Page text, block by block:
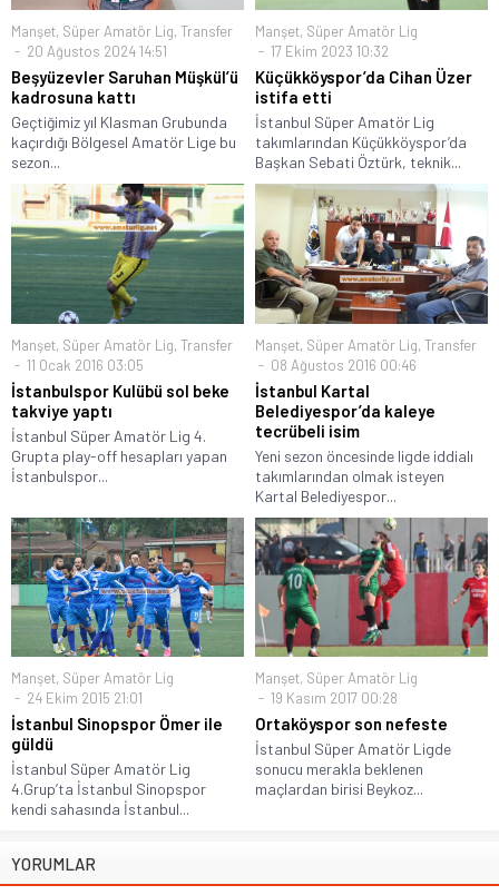
Manşet, Süper Amatör Lig, Transfer
20 Ağustos 2024 14:51
Beşyüzevler Saruhan Müşkül’ü
kadrosuna kattı
Geçtiğimiz yıl Klasman Grubunda
kaçırdığı Bölgesel Amatör Lige bu
sezon...
Manşet, Süper Amatör Lig
17 Ekim 2023 10:32
Küçükköyspor’da Cihan Üzer
istifa etti
İstanbul Süper Amatör Lig
takımlarından Küçükköyspor’da
Başkan Sebati Öztürk, teknik...
Manşet, Süper Amatör Lig, Transfer
11 Ocak 2016 03:05
İstanbulspor Kulübü sol beke
takviye yaptı
İstanbul Süper Amatör Lig 4.
Grupta play-off hesapları yapan
İstanbulspor...
Manşet, Süper Amatör Lig, Transfer
08 Ağustos 2016 00:46
İstanbul Kartal
Belediyespor’da kaleye
tecrübeli isim
Yeni sezon öncesinde ligde iddialı
takımlarından olmak isteyen
Kartal Belediyespor...
Manşet, Süper Amatör Lig
24 Ekim 2015 21:01
İstanbul Sinopspor Ömer ile
güldü
İstanbul Süper Amatör Lig
4.Grup’ta İstanbul Sinopspor
kendi sahasında İstanbul...
Manşet, Süper Amatör Lig
19 Kasım 2017 00:28
Ortaköyspor son nefeste
İstanbul Süper Amatör Ligde
sonucu merakla beklenen
maçlardan birisi Beykoz...
YORUMLAR